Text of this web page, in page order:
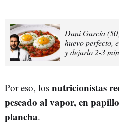
Dani García
huevo perfecto,
y dejarlo 2-3
Por eso, los nutricionistas
pescado al vapor, en
plancha.